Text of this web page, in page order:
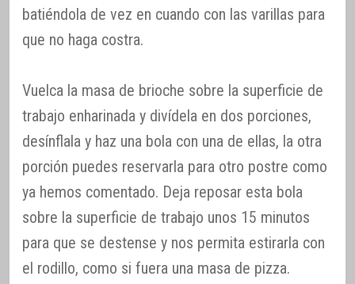
batiéndola de vez en cuando con las varillas para
que no haga costra.
Vuelca la masa de brioche sobre la superficie de
trabajo enharinada y divídela en dos porciones,
desínflala y haz una bola con una de ellas, la otra
porción puedes reservarla para otro postre como
ya hemos comentado. Deja reposar esta bola
sobre la superficie de trabajo unos 15 minutos
para que se destense y nos permita estirarla con
el rodillo, como si fuera una masa de pizza.